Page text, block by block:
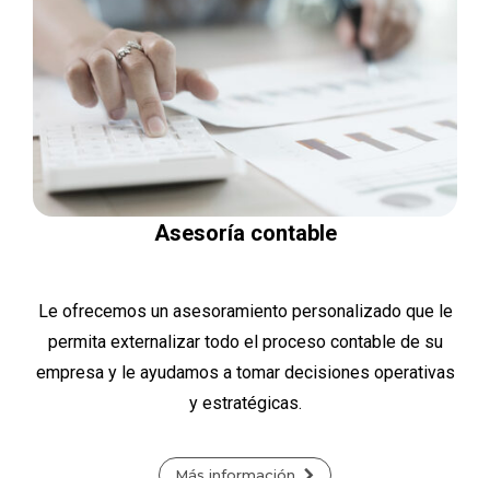
Asesoría contable
Le ofrecemos un asesoramiento personalizado que le
permita externalizar todo el proceso contable de su
empresa y le ayudamos a tomar decisiones operativas
y estratégicas.
Más información